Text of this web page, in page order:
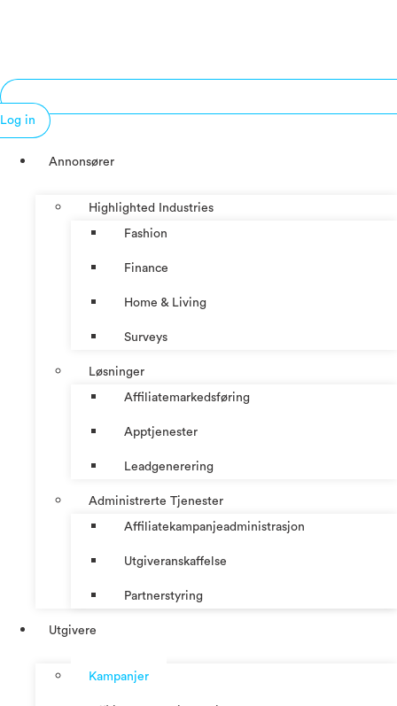
Log in
Annonsører
Highlighted Industries
Fashion
Finance
Home & Living
Surveys
Løsninger
Affiliatemarkedsføring
Apptjenester
Leadgenerering
Administrerte Tjenester
Affiliatekampanjeadministrasjon
Utgiveranskaffelse
Partnerstyring
Utgivere
Kampanjer